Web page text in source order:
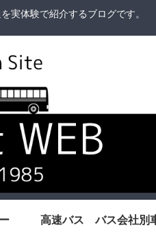
実体験で紹介するブログです。
高速バス バス会社別